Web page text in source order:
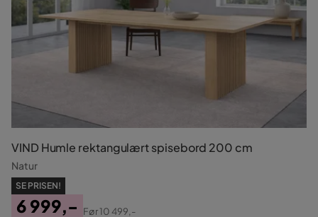
VIND Humle rektangulært spisebord 200 cm
Natur
SE PRISEN!
6 999,-
Før10 499,-